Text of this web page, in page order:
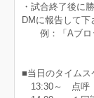
・試合終了後に
DMに報告して下
例：「Aブロ
■当日のタイムス
13:30～ 点呼